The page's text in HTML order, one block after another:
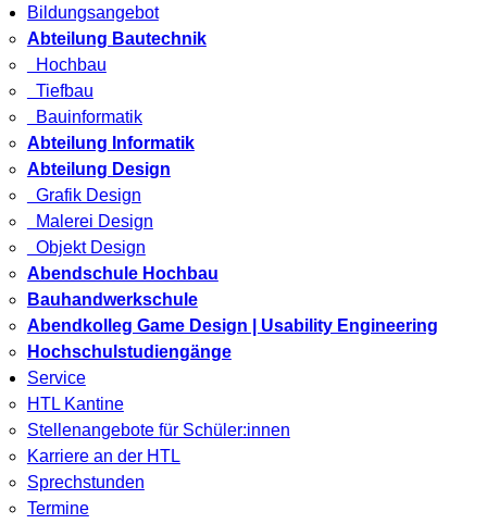
Bildungsangebot
Abteilung Bautechnik
Hochbau
Tiefbau
Bauinformatik
Abteilung Informatik
Abteilung Design
Grafik Design
Malerei Design
Objekt Design
Abendschule Hochbau
Bauhandwerkschule
Abendkolleg Game Design | Usability Engineering
Hochschulstudiengänge
Service
HTL Kantine
Stellenangebote für Schüler:innen
Karriere an der HTL
Sprechstunden
Termine